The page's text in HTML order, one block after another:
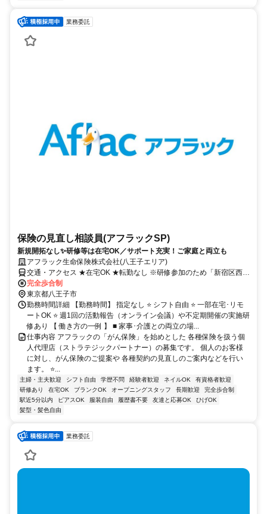
業務委託
保険の見直し相談員(アフラックSP)
新規開拓なし✨研修等は在宅OK／サポート充実！ご家庭と両立も
アフラック生命保険株式会社(八王子エリア)
交通・アクセス ★在宅OK ★転勤なし ※研修参加のため「新宿区西新
宿」への出社あり
完全歩合制
東京都八王子市
勤務時間詳細 【勤務時間】 指定なし ⭐ シフト自由 ⭐ 一部在宅･リモ
ートOK ⭐ 週1回の活動報告（オンライン会議）や不定期開催の実施研
修あり 【 働き方の一例 】 ■ 家事･介護との両立の場...
仕事内容 アフラックの「がん保険」を始めとした 各種保険を扱う個
人代理店（ストラテジックパートナー）の募集です。 個人のお客様
に対し、がん保険のご提案や 各種契約の見直しのご案内などを行い
ます。 ⭐...
主婦・主夫歓迎 シフト自由 学歴不問 経験者歓迎 ネイルOK
有資格者歓迎
研修あり
在宅OK ブランクOK オープニングスタッフ 長期歓迎
完全歩合制
駅近5分以内
ピアスOK 服装自由 履歴書不要 友達と応募OK
ひげOK
髪型・髪色自由
業務委託